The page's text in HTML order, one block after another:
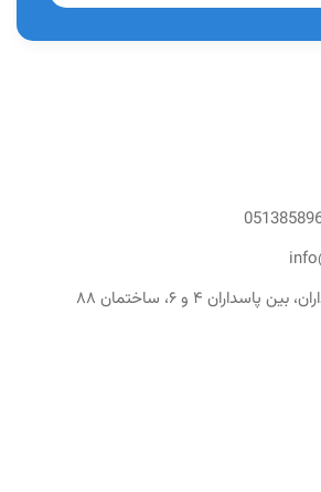
۴ و ۶، ساختمان ۸۸